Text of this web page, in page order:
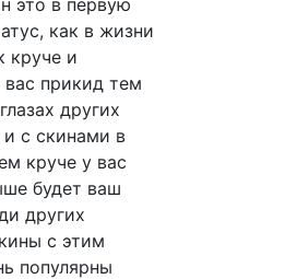
это в первую
как в жизни
круче и
вас прикид тем
других
с скинами в
круче у вас
будет ваш
других
с этим
популярны